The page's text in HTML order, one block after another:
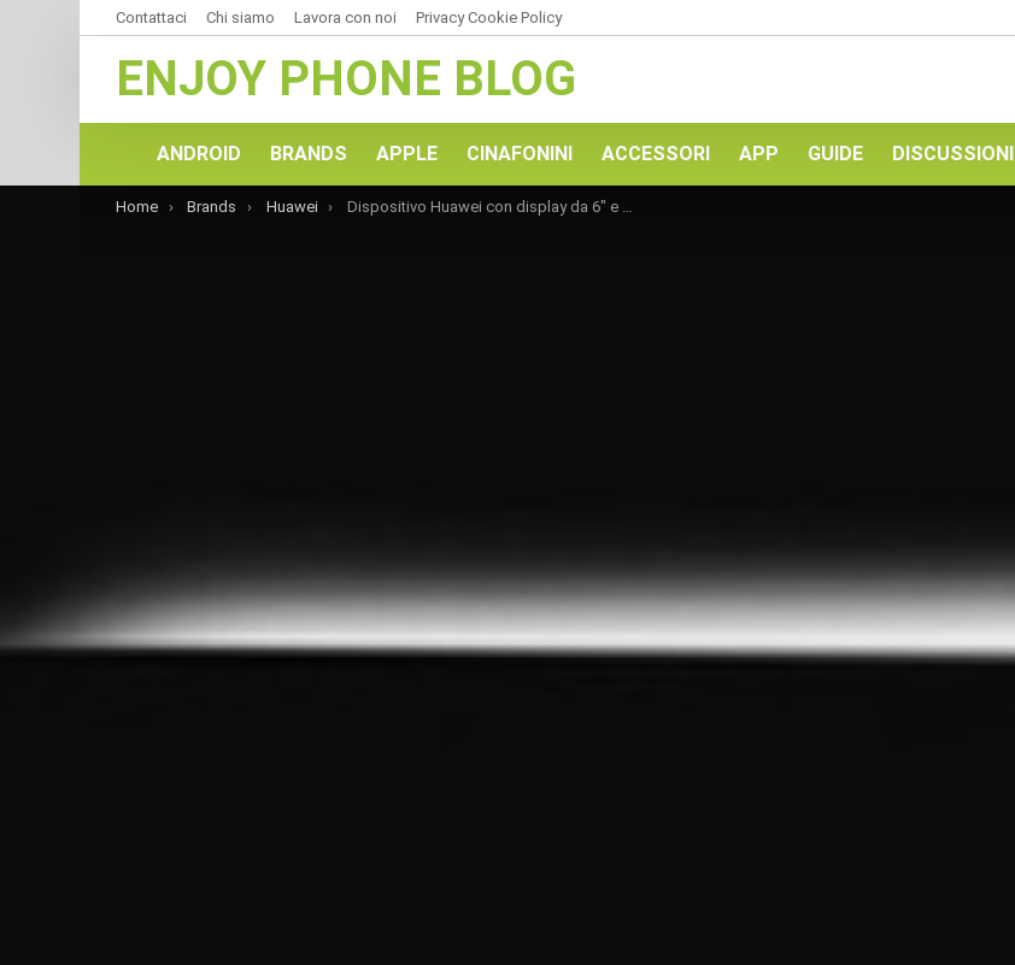
Contattaci Chi siamo Lavora con noi Privacy Cookie Policy
ENJOY PHONE BLOG
ANDROID BRANDS APPLE CINAFONINI ACCESSORI APP GUIDE DISCUSSIONI
You are here:
Home Brands Huawei Dispositivo Huawei con display da 6″ e processore octa-core presentato il 4 settembre, rumor